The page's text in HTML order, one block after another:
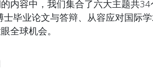
内容中，我们集合了六大主题共34
士毕业论文与答辩、从容应对国际
全球机会。